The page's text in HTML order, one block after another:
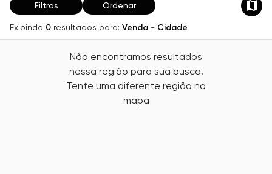
Filtros Ordenar
Exibindo 0 resultados para: Venda - Cidade
Não encontramos resultados
nessa região para sua busca.
Tente uma diferente região no
mapa